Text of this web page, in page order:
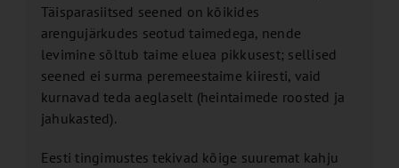
Täisparasiitsed seened on kõikides
arengujärkudes seotud taimedega, nende
levimine sõltub taime eluea pikkusest; sellised
seened ei surma peremeestaime kiiresti, vaid
kurnavad teda aeglaselt (heintaimede roosted ja
jahukasted).
Eesti tingimustes tekivad kõige suuremat kahju